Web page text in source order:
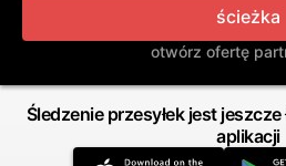
ścieżka
otwórz ofertę
Śledzenie przesyłek jest
aplikacji